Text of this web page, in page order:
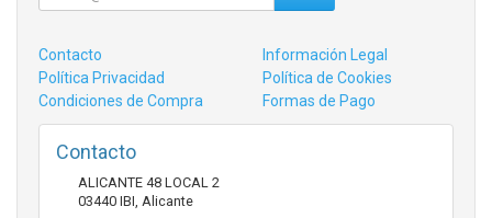
Contacto
Información Legal
Política Privacidad
Política de Cookies
Condiciones de Compra
Formas de Pago
Contacto
ALICANTE 48 LOCAL 2
03440 IBI Alicante